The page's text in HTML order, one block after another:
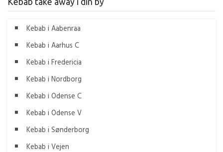
Kebab i Aabenraa
Kebab i Aarhus C
Kebab i Fredericia
Kebab i Nordborg
Kebab i Odense C
Kebab i Odense V
Kebab i Sønderborg
Kebab i Vejen